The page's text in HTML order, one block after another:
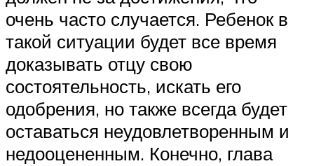
очень часто случается. Ребенок в
такой ситуации будет все время
доказывать отцу свою
состоятельность, искать его
одобрения, но также всегда будет
оставаться неудовлетворенным и
недооцененным. Конечно, глава